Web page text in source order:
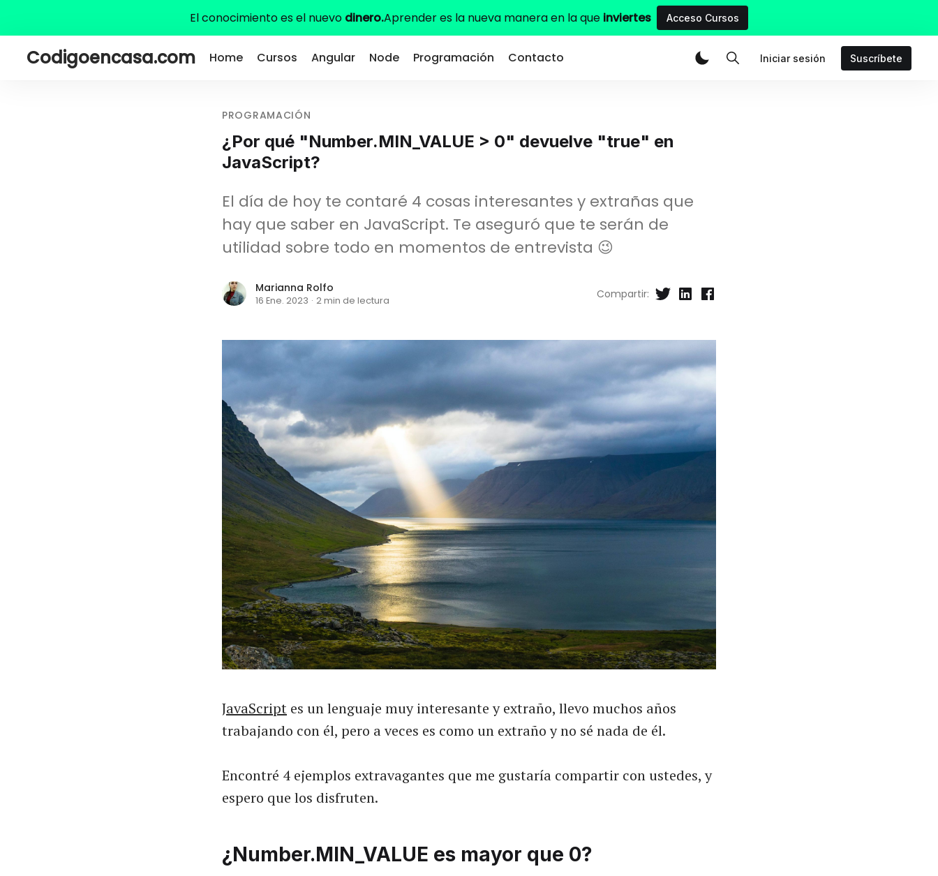
El conocimiento es el nuevo dinero.Aprender es la nueva manera en la que inviertes Acceso Cursos
Codigoencasa.com Home Cursos Angular Node Programación Contacto Iniciar sesión Suscríbete
PROGRAMACIÓN
¿Por qué "Number.MIN_VALUE > 0" devuelve "true" en
JavaScript?
El día de hoy te contaré 4 cosas interesantes y extrañas que
hay que saber en JavaScript. Te aseguró que te serán de
utilidad sobre todo en momentos de entrevista 😉
Marianna Rolfo
16 Ene. 2023 · 2 min de lectura Compartir:
JavaScript es un lenguaje muy interesante y extraño, llevo muchos años
trabajando con él, pero a veces es como un extraño y no sé nada de él.
Encontré 4 ejemplos extravagantes que me gustaría compartir con ustedes, y
espero que los disfruten.
¿Number.MIN_VALUE es mayor que 0?